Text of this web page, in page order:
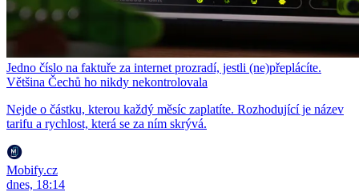
Jedno číslo na faktuře za internet prozradí, jestli (ne)přeplácíte.
Většina Čechů ho nikdy nekontrolovala
Nejde o částku, kterou každý měsíc zaplatíte. Rozhodující je název
tarifu a rychlost, která se za ním skrývá.
Mobify.cz
dnes, 18:14